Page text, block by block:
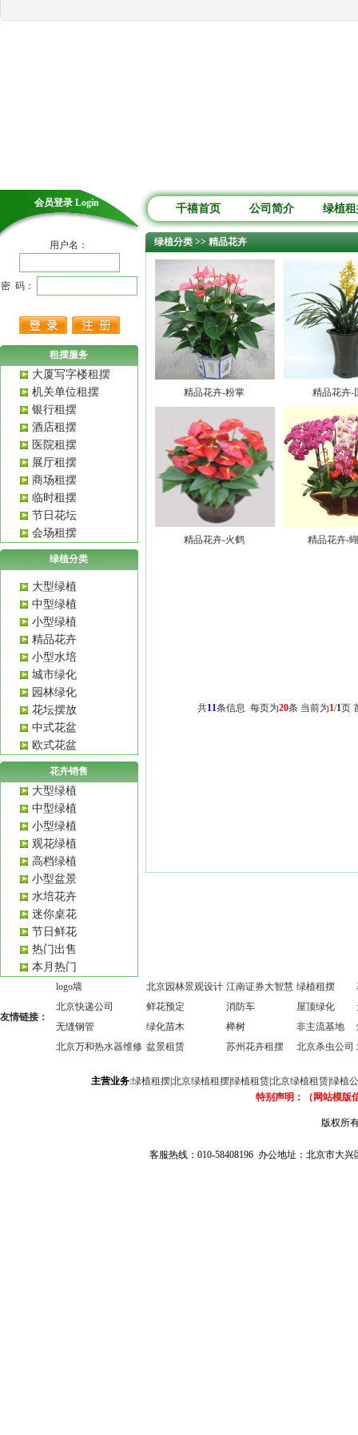
会员登录 Login
用户名：
密 码：
租摆服务
大厦写字楼租摆
机关单位租摆
银行租摆
酒店租摆
医院租摆
展厅租摆
商场租摆
临时租摆
节日花坛
会场租摆
绿植分类
大型绿植
中型绿植
小型绿植
精品花卉
小型水培
城市绿化
园林绿化
花坛摆放
中式花盆
欧式花盆
花卉销售
大型绿植
中型绿植
小型绿植
观花绿植
高档绿植
小型盆景
水培花卉
迷你桌花
节日鲜花
热门出售
本月热门
千禧首页 公司简介 绿植
绿植分类 >> 精品花卉
精品花卉-粉掌 精品花卉-
精品花卉-火鹤 精品花卉-
共11条信息 每页为20条 当前为1/1页
友情链接：
logo墙 北京园林景观设计 江南证券大智慧 绿植租摆
北京快递公司
鲜花预定 消防车 屋顶绿化
无缝钢管
绿化苗木 榉树 非主流基地
北京万和热水器维修 盆景租赁 苏州花卉租摆 北京杀虫公司
主营业务:绿植租摆|北京绿植租摆|绿植租赁|北京绿植租赁|绿植
特别声明：（网站模版
版权所
客服热线：010-58408196 办公地址：北京市大